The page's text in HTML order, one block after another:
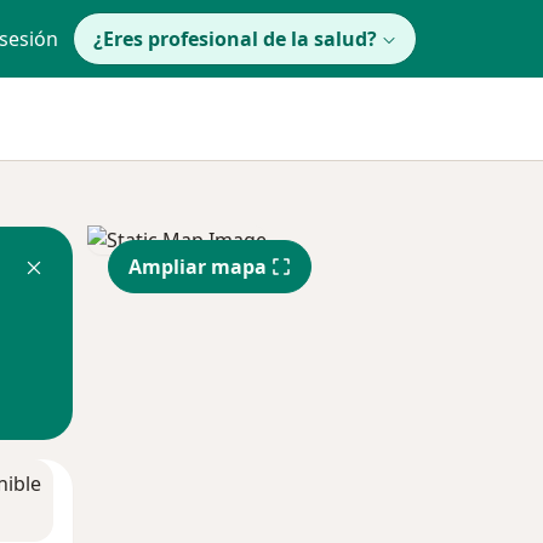
¿Eres profesional de la salud?
Ampliar mapa